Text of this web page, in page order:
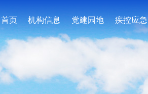
首页 机构信息 党建园地 疾控应急